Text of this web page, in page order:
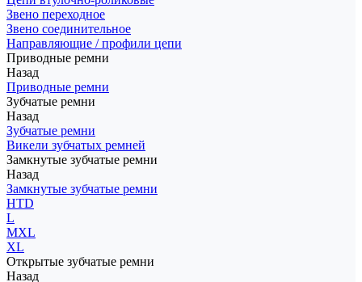
Звено переходное
Звено соединительное
Направляющие / профили цепи
Приводные ремни
Назад
Приводные ремни
Зубчатые ремни
Назад
Зубчатые ремни
Викели зубчатых ремней
Замкнутые зубчатые ремни
Назад
Замкнутые зубчатые ремни
HTD
L
MXL
XL
Открытые зубчатые ремни
Назад